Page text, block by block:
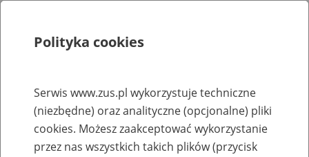
Rejestry, ewidencje i archiwa
Baza zlikwidowanych lub
Polityka cookies
Serwis www.zus.pl wykorzystuje techniczne
(niezbędne) oraz analityczne (opcjonalne) pliki
cookies. Możesz zaakceptować wykorzystanie
przez nas wszystkich takich plików (przycisk